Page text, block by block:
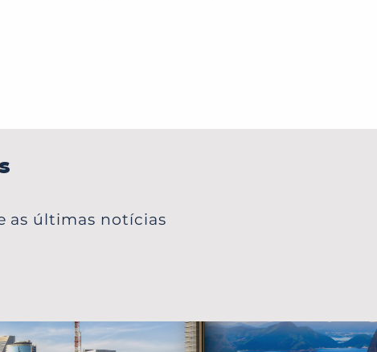
natureza,
as últimas notícias